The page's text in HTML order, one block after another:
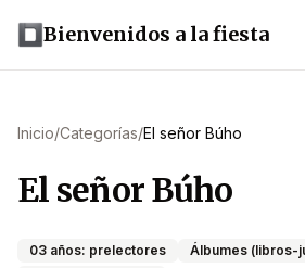
Bienvenidos a la fiesta
Inicio/Categorías/El señor Búho
El señor Búho
03 años: prelectores
Álbumes (libros-